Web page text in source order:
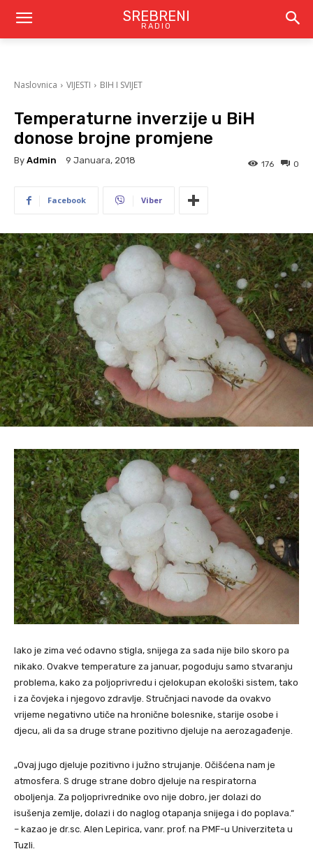
SREBRENI
RADIO
Naslovnica VIJESTI BIH I SVIJET
Temperaturne inverzije u BiH
donose brojne promjene
By Admin 9 Januara, 2018 0
176
Facebook Viber
Iako je zima već odavno stigla, snijega za sada nije bilo skoro pa
nikako. Ovakve temperature za januar, pogoduju samo stvaranju
problema, kako za poljoprivredu i cjelokupan ekološki sistem, tako
i za čovjeka i njegovo zdravlje. Stručnjaci navode da ovakvo
vrijeme negativno utiče na hronične bolesnike, starije osobe i
djecu, ali da sa druge strane pozitivno djeluje na aerozagađenje.
„Ovaj jugo djeluje pozitivno i južno strujanje. Očišćena nam je
atmosfera. S druge strane dobro djeluje na respiratorna
oboljenja. Za poljoprivrednike ovo nije dobro, jer dolazi do
isušenja zemlje, dolazi i do naglog otapanja snijega i do poplava.“
– kazao je dr.sc. Alen Lepirica, vanr. prof. na PMF-u Univerziteta u
Tuzli.